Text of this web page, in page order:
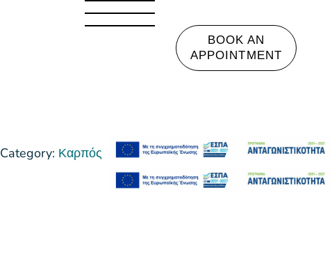
BOOK AN
APPOINTMENT
Category: Καρπός